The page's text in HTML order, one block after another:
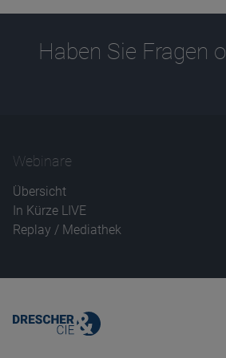
Haben Sie Fragen
Webinare
Übersicht
In Kürze LIVE
Replay / Mediathek